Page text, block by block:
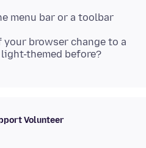
menu bar or a toolbar
browser change to a
Volunteer